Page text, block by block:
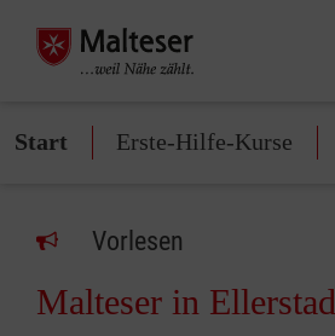
Start Erste-Hilfe-Kurse
Vorlesen
Malteser in